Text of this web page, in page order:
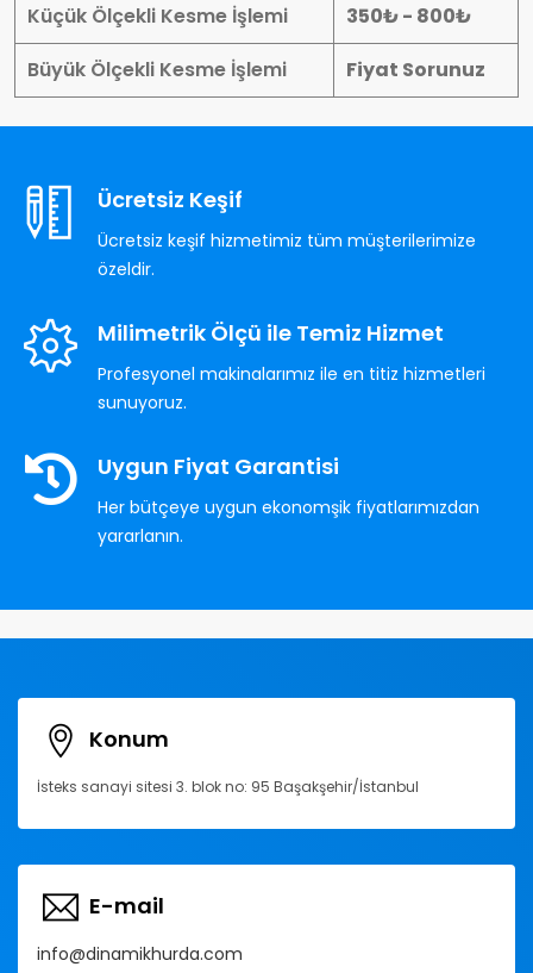
Küçük Ölçekli Kesme İşlemi
350₺ - 800₺
Büyük Ölçekli Kesme İşlemi
Fiyat Sorunuz
Ücretsiz Keşif
Ücretsiz keşif hizmetimiz tüm müşterilerimize
özeldir.
Milimetrik Ölçü ile Temiz Hizmet
Profesyonel makinalarımız ile en titiz hizmetleri
sunuyoruz.
Uygun Fiyat Garantisi
Her bütçeye uygun ekonomşik fiyatlarımızdan
yararlanın.
Konum
İsteks sanayi sitesi 3. blok no: 95 Başakşehir/İstanbul
E-mail
info@dinamikhurda.com